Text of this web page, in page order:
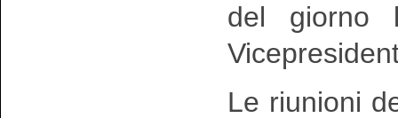
del giorno
Le riunioni